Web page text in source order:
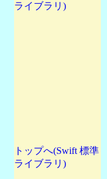
ライブラリ)
トップへ(Swift 標準
ライブラリ)